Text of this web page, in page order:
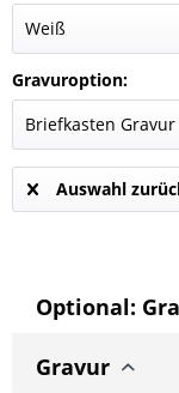
Gravuroption:
Auswahl
Optional:
Gravur